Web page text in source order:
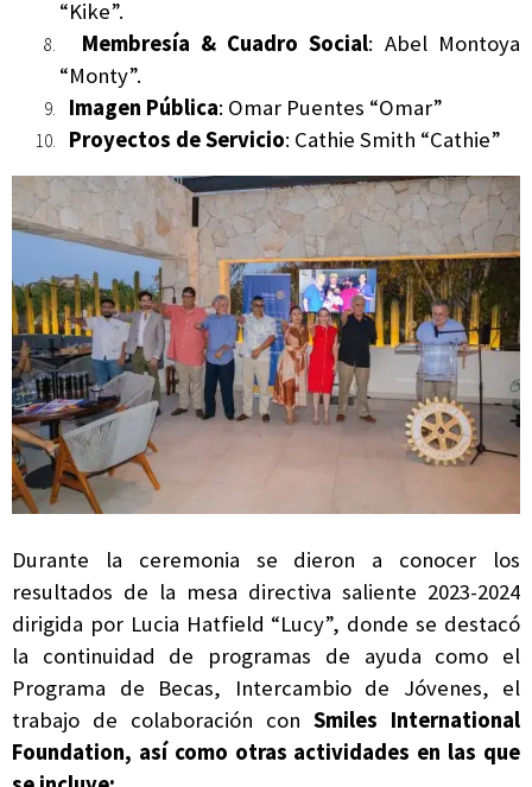
“Kike”.
Membresía & Cuadro Social: Abel Montoya
“Monty”.
Imagen Pública: Omar Puentes “Omar”
Proyectos de Servicio: Cathie Smith “Cathie”
Durante la ceremonia se dieron a conocer los
resultados de la mesa directiva saliente 2023-2024
dirigida por Lucia Hatfield “Lucy”, donde se destacó
la continuidad de programas de ayuda como el
Programa de Becas, Intercambio de Jóvenes, el
trabajo de colaboración con Smiles International
Foundation, así como otras actividades en las que